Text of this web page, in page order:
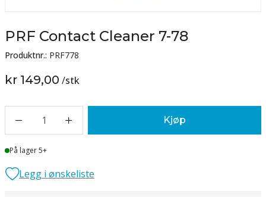
PRF Contact Cleaner 7-78
Produktnr.: PRF778
kr 149,00 /stk
1 Kjøp
Lager
På lager 5+
Legg i ønskeliste